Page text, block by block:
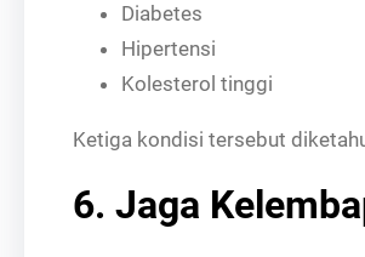
Diabetes
Hipertensi
Kolesterol tinggi
Ketiga kondisi tersebut
6. Jaga